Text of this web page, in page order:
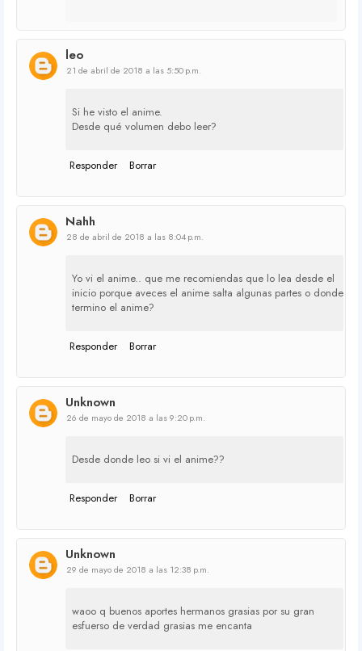
leo
21 de abril de 2018 a las 5:50 p.m.
Si he visto el anime.
Desde qué volumen debo leer?
Responder Borrar
Nahh
28 de abril de 2018 a las 8:04 p.m.
Yo vi el anime.. que me recomiendas que lo lea desde el
inicio porque aveces el anime salta algunas partes o donde
termino el anime?
Responder Borrar
Unknown
26 de mayo de 2018 a las 9:20 p.m.
Desde donde leo si vi el anime??
Responder Borrar
Unknown
29 de mayo de 2018 a las 12:38 p.m.
waoo q buenos aportes hermanos grasias por su gran
esfuerso de verdad grasias me encanta